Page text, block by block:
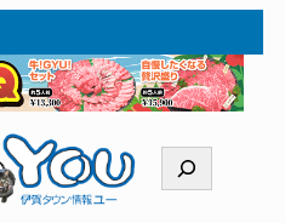
索